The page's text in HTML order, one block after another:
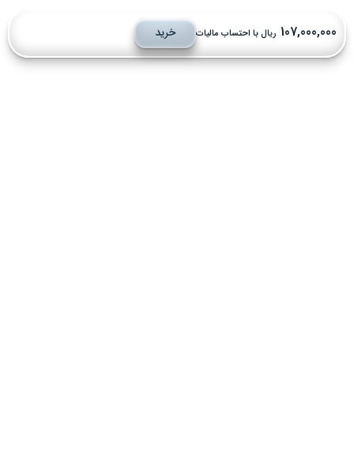
ریال با احتساب مالیات خرید